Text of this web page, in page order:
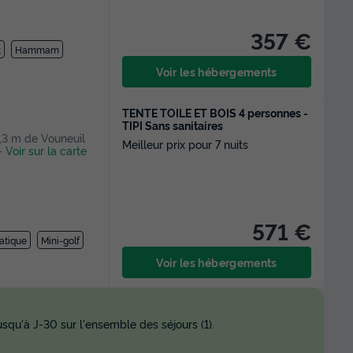
Hammam 357 €
Voir les hébergements
m de Vouneuil
Voir sur la carte
Mini-golf
TENTE TOILE ET BOIS 4 personnes -
TIPI Sans sanitaires
Meilleur prix pour 7 nuits
571 €
Voir les hébergements
J-30 sur l'ensemble des séjours (1).